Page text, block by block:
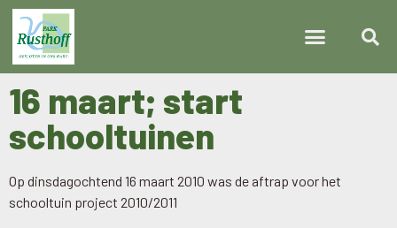
16 maart; start
schooltuinen
Op dinsdagochtend 16 maart 2010 was de aftrap voor het
schooltuin project 2010/2011